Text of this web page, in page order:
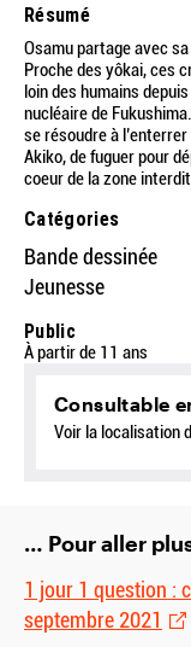
Résumé
Osamu partage avec
Proche des yôkai, ces
loin des humains
nucléaire de
se résoudre à
Akiko, de fuguer pour
coeur de la zone
Catégories
Bande dessinée
Jeunesse
Public
À partir de 11 ans
Consultable
Voir la localisation
… Pour aller
1 jour 1 question :
septembre 2021